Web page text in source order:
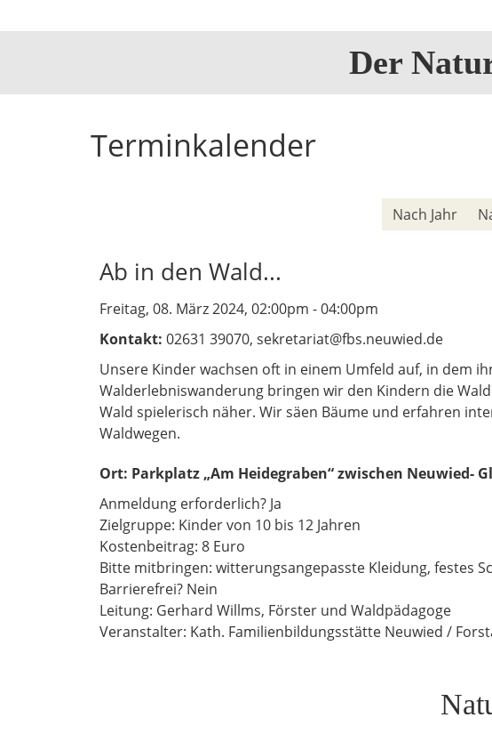
Der
Terminkalender
Nach Jahr
Ab in den Wald...
Freitag, 08. März 2024, 02:00pm - 04:00pm
Kontakt: 02631 39070, sekretariat@fbs.neuwied.de
Unsere Kinder wachsen oft in einem Umfeld auf, in dem
Walderlebniswanderung bringen wir den Kindern die
Wald spielerisch näher. Wir säen Bäume und erfahren
Waldwegen.
Ort: Parkplatz „Am Heidegraben“ zwischen Neuwied-
Anmeldung erforderlich? Ja
Zielgruppe: Kinder von 10 bis 12 Jahren
Kostenbeitrag: 8 Euro
Bitte mitbringen: witterungsangepasste Kleidung, festes
Barrierefrei? Nein
Leitung: Gerhard Willms, Förster und Waldpädagoge
Veranstalter: Kath. Familienbildungsstätte Neuwied /